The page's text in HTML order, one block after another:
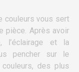
couleurs vous sert
pièce. Après avoir
l’éclairage et la
pencher sur le
des plus